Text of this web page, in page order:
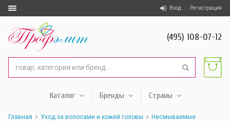
Вход Регистрация
(495) 108-07-12
Каталог Бренды Страны
Главная Уход за волосами и кожей головы
Несмываемые